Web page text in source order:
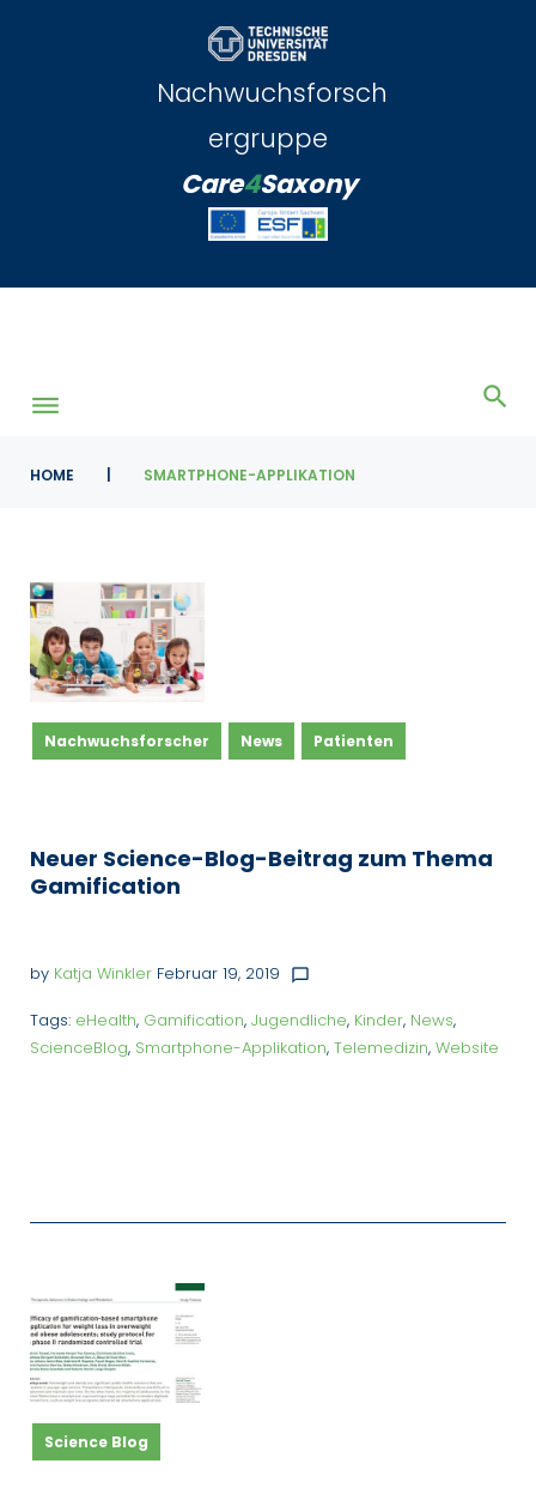
Nachwuchsforsch
ergruppe
Care4Saxony
HOME SMARTPHONE-APPLIKATION
Schlagwort:
Smartphone-
Applikation
Nachwuchsforscher News Patienten
Neuer Science-Blog-Beitrag zum Thema
Gamification
by Katja Winkler Februar 19, 2019 chat_bubble_outline
Tags: eHealth, Gamification, Jugendliche, Kinder, News,
ScienceBlog, Smartphone-Applikation, Telemedizin, Website
Science Blog